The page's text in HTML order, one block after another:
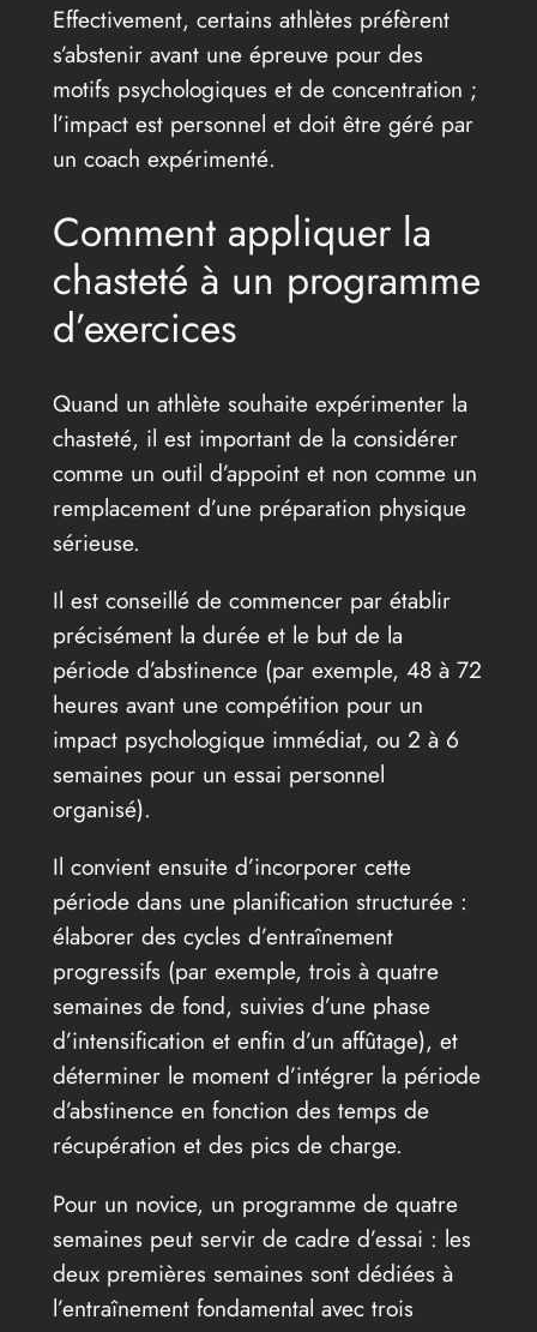
Effectivement, certains athlètes préfèrent
s’abstenir avant une épreuve pour des
motifs psychologiques et de concentration ;
l’impact est personnel et doit être géré par
un coach expérimenté.
Comment appliquer la
chasteté à un programme
d’exercices
Quand un athlète souhaite expérimenter la
chasteté, il est important de la considérer
comme un outil d’appoint et non comme un
remplacement d’une préparation physique
sérieuse.
Il est conseillé de commencer par établir
précisément la durée et le but de la
période d’abstinence (par exemple, 48 à 72
heures avant une compétition pour un
impact psychologique immédiat, ou 2 à 6
semaines pour un essai personnel
organisé).
Il convient ensuite d’incorporer cette
période dans une planification structurée :
élaborer des cycles d’entraînement
progressifs (par exemple, trois à quatre
semaines de fond, suivies d’une phase
d’intensification et enfin d’un affûtage), et
déterminer le moment d’intégrer la période
d’abstinence en fonction des temps de
récupération et des pics de charge.
Pour un novice, un programme de quatre
semaines peut servir de cadre d’essai : les
deux premières semaines sont dédiées à
l’entraînement fondamental avec trois